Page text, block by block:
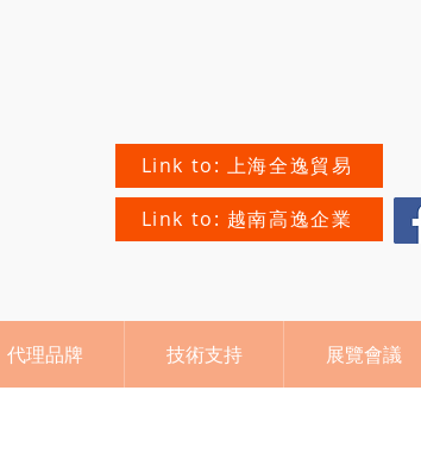
Link to: 上海全逸貿易
Link to: 越南高逸企業
代理品牌 技術支持 展覽會議